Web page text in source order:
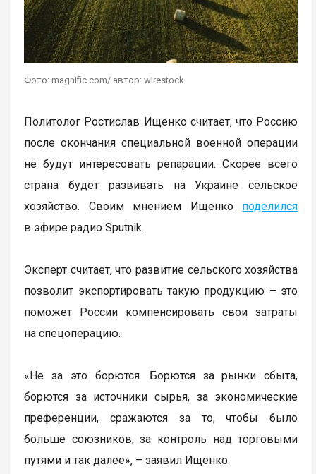
Фото: magnific.com/ автор: wirestock
Политолог Ростислав Ищенко считает, что Россию
после окончания специальной военной операции
не будут интересовать репарации. Скорее всего
страна будет развивать на Украине сельское
хозяйство. Своим мнением Ищенко поделился
в эфире радио Sputnik.
Эксперт считает, что развитие сельского хозяйства
позволит экспортировать такую продукцию – это
поможет России компенсировать свои затраты
на спецоперацию.
«Не за это борются. Борются за рынки сбыта,
борются за источники сырья, за экономические
преференции, сражаются за то, чтобы было
больше союзников, за контроль над торговыми
путями и так далее», – заявил Ищенко.